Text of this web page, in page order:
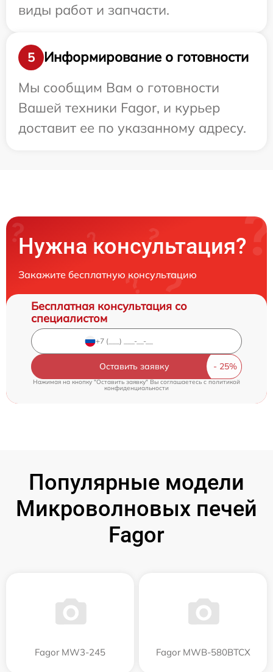
виды работ и запчасти.
5
Информирование о готовности
Мы сообщим Вам о готовности
Вашей техники Fagor, и курьер
доставит ее по указанному адресу.
Нужна консультация?
Закажите бесплатную консультацию
Бесплатная консультация со
специалистом
Оставить заявку
Нажимая на кнопку "Оставить заявку" Вы соглашаетесь cполитикой
конфиденциальности
Популярные модели
Микроволновых печей
Fagor
Fagor MW3-245 Fagor MWB-580BTCX